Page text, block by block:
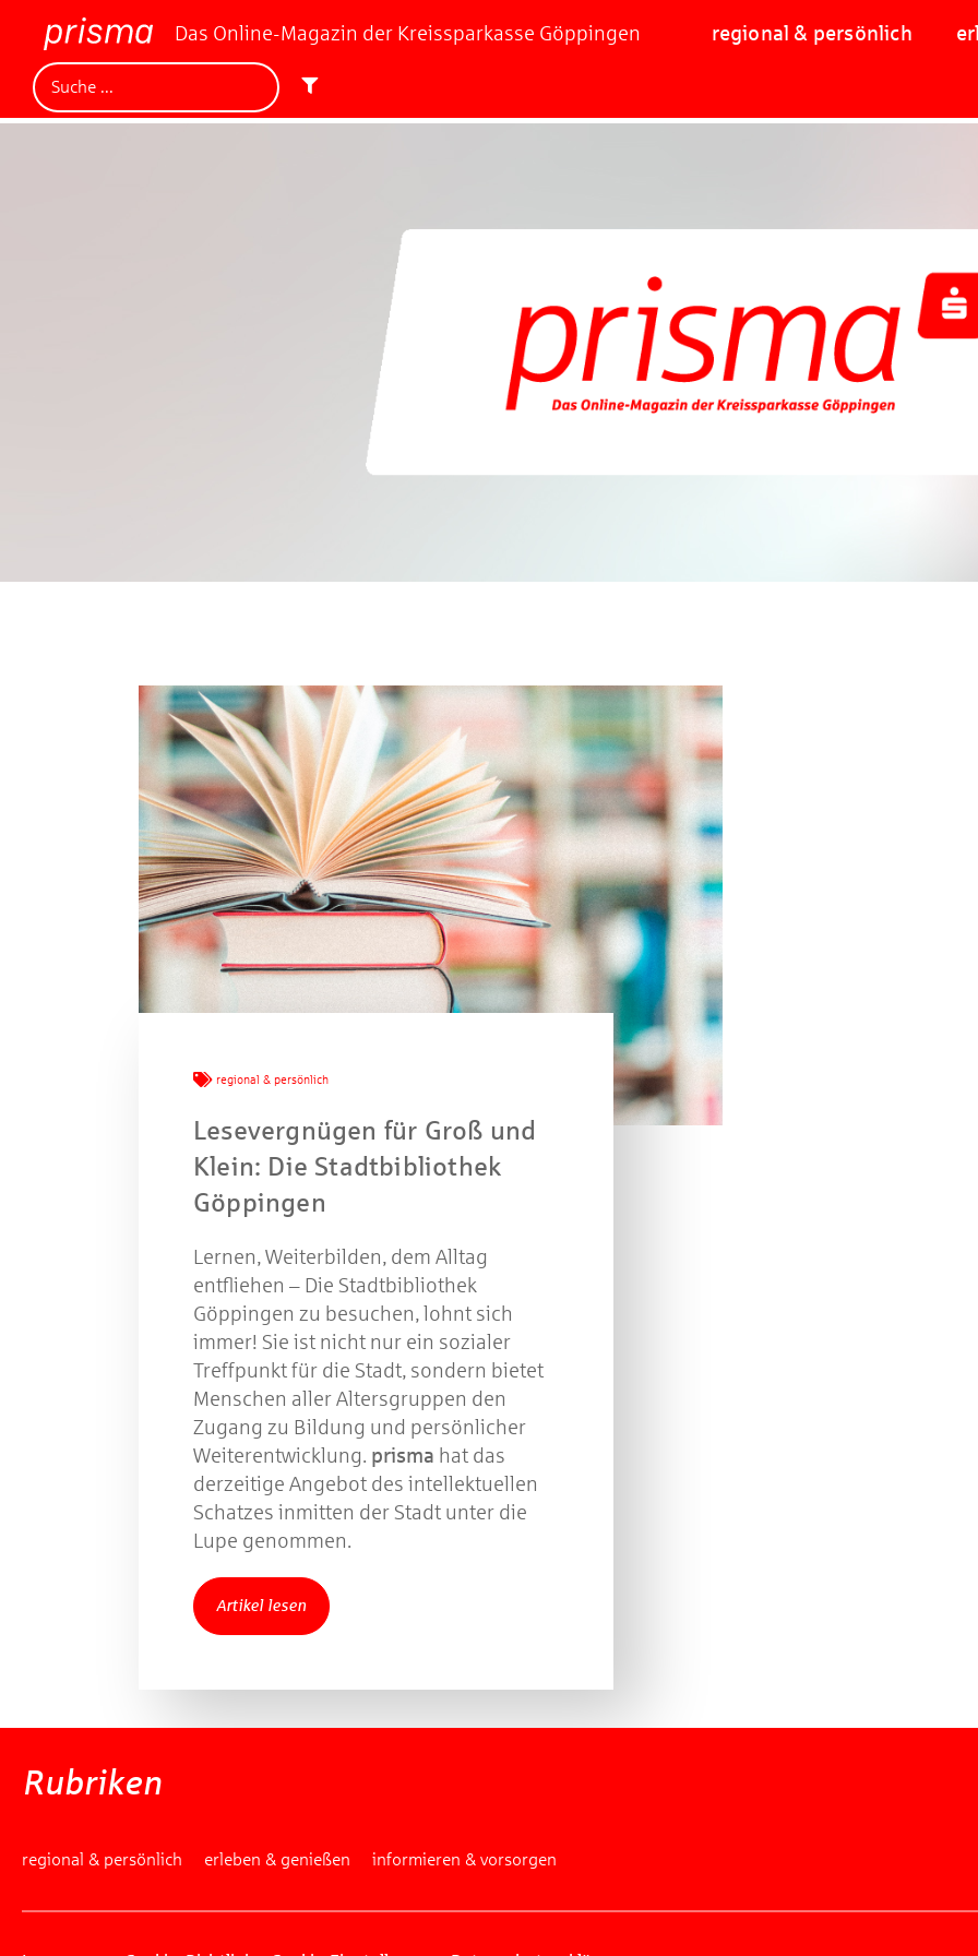
Das Online-Magazin der Kreissparkasse Göppingen regional & persönlich
regional & persönlich
Lesevergnügen für Groß und
Klein: Die Stadtbibliothek
Göppingen
Lernen, Weiterbilden, dem Alltag
entfliehen – Die Stadtbibliothek
Göppingen zu besuchen, lohnt sich
immer! Sie ist nicht nur ein sozialer
Treffpunkt für die Stadt, sondern bietet
Menschen aller Altersgruppen den
Zugang zu Bildung und persönlicher
Weiterentwicklung. prisma hat das
derzeitige Angebot des intellektuellen
Schatzes inmitten der Stadt unter die
Lupe genommen.
Artikel lesen
Rubriken
regional & persönlich erleben & genießen informieren & vorsorgen
Jetzt mitmachen und
Machen Sie mit bei unserem Gewinnspiel! Bis 31.
verlosen wir 10 Gutscheine des Treffpunkt Gold der
Kreissparkasse Göppingen im Wert von je 30 Euro.
Beantworten Sie einfach folgende Frage:
Welches Jubiläum feiert die Kreissparkasse